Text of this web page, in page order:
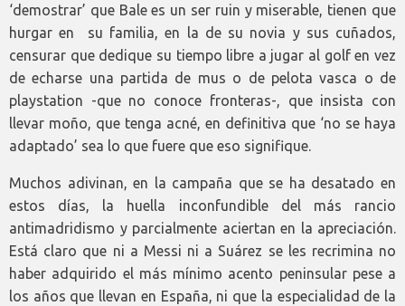
‘demostrar’ que Bale es un ser ruin y miserable, tienen que
hurgar en su familia, en la de su novia y sus cuñados,
censurar que dedique su tiempo libre a jugar al golf en vez
de echarse una partida de mus o de pelota vasca o de
playstation -que no conoce fronteras-, que insista con
llevar moño, que tenga acné, en definitiva que ‘no se haya
adaptado’ sea lo que fuere que eso signifique.
Muchos adivinan, en la campaña que se ha desatado en
estos días, la huella inconfundible del más rancio
antimadridismo y parcialmente aciertan en la apreciación.
Está claro que ni a Messi ni a Suárez se les recrimina no
haber adquirido el más mínimo acento peninsular pese a
los años que llevan en España, ni que la especialidad de la